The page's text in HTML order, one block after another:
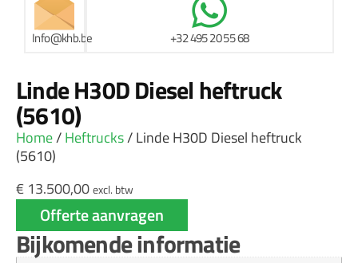
Info@khb.be +32 495 20 55 68
Linde H30D Diesel heftruck
(5610)
Home/Heftrucks/ Linde H30D Diesel heftruck
(5610)
€ 13.500,00excl. btw
Offerte aanvragen
Bijkomende informatie